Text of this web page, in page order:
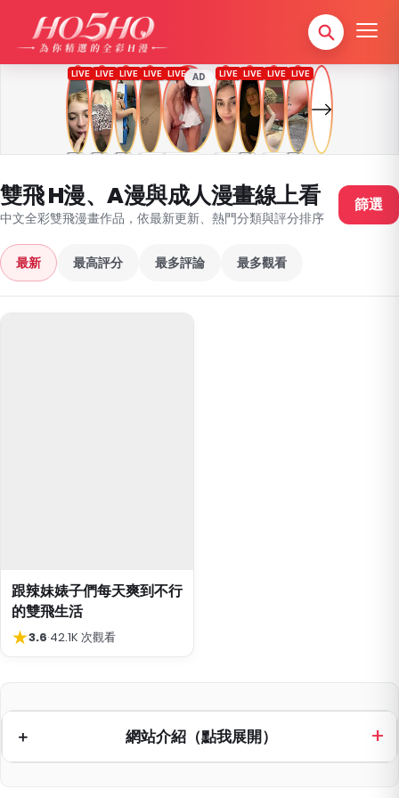
AD
雙飛 H漫、A漫與成人漫畫線上看
中文全彩雙飛漫畫作品，依最新更新、熱門分類與評分排序
篩選
最新 最高評分 最多評論 最多觀看
跟辣妹婊子們每天爽到不行
的雙飛生活
★3.6·42.1K 次觀看
網站介紹（點我展開）